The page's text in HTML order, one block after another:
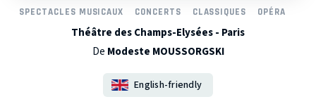
SPECTACLES MUSICAUX CONCERTS CLASSIQUES OPÉRA
Théâtre des Champs-Elysées - Paris
De Modeste MOUSSORGSKI
English-friendly